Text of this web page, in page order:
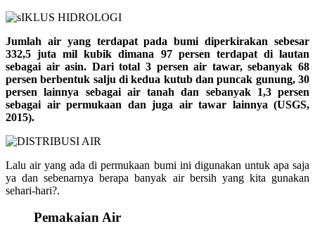
Jumlah air yang terdapat pada bumi diperkirakan sebesar
332,5 juta mil kubik dimana 97 persen terdapat di lautan
sebagai air asin. Dari total 3 persen air tawar, sebanyak 68
persen berbentuk salju di kedua kutub dan puncak gunung, 30
persen lainnya sebagai air tanah dan sebanyak 1,3 persen
sebagai air permukaan dan juga air tawar lainnya (USGS,
2015).
Lalu air yang ada di permukaan bumi ini digunakan untuk apa saja
ya dan sebenarnya berapa banyak air bersih yang kita gunakan
sehari-hari?.
Pemakaian Air